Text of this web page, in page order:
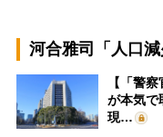
河合雅司「人口減
【「警
が本気
現…